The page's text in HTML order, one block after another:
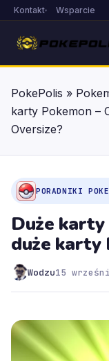
Kontakt Wsparcie
PokePolis »
karty Pokemon –
Oversize?
PORADNIKI
Duże karty
duże karty
Wodzu15